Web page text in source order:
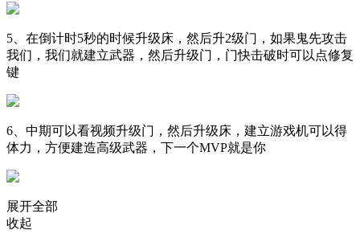
5、在倒计时5秒的时候升级床，然后升2级门，如果鬼先攻击
我们，我们就建立武器，然后升级门，门快击破时可以点修复
键
6、中期可以看视频升级门，然后升级床，建立游戏机可以得
体力，方便建造高级武器，下一个MVP就是你
展开全部
收起